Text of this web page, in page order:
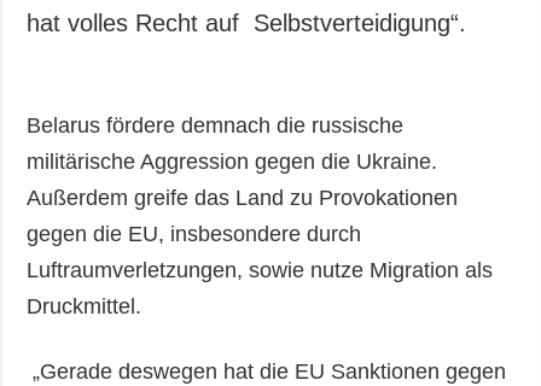
hat volles Recht auf Selbstverteidigung“.
Belarus fördere demnach die russische
militärische Aggression gegen die Ukraine.
Außerdem greife das Land zu Provokationen
gegen die EU, insbesondere durch
Luftraumverletzungen, sowie nutze Migration als
Druckmittel.
„Gerade deswegen hat die EU Sanktionen gegen